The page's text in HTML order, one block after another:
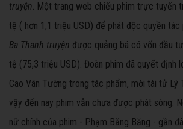
truyện. Một trang web chiếu phim trực tuyến
tệ ( hơn 1,1 triệu USD) để phát độc quyền
Ba Thanh truyện được quảng bá có vốn đầu
tệ (75,3 triệu USD). Đoàn phim đã quyết định
Cao Vân Tường trong tác phẩm, mời tài tử Lý
vậy đến nay phim vẫn chưa được phát sóng.
nữ chính của phim - Phạm Băng Băng - gần